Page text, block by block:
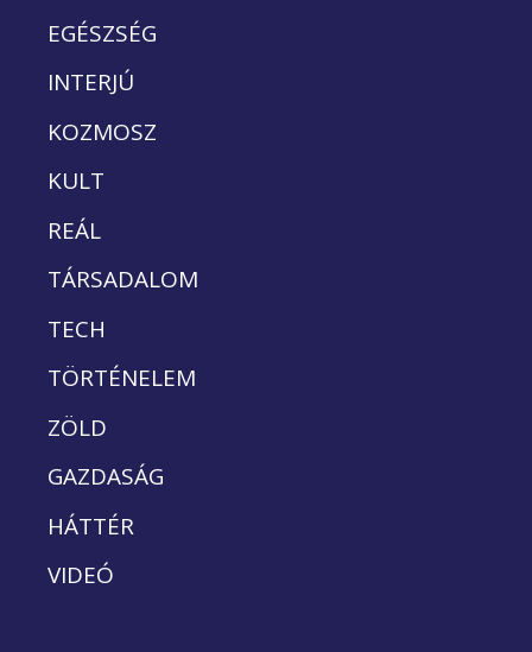
EGÉSZSÉG
INTERJÚ
KOZMOSZ
KULT
REÁL
TÁRSADALOM
TECH
TÖRTÉNELEM
ZÖLD
GAZDASÁG
HÁTTÉR
VIDEÓ